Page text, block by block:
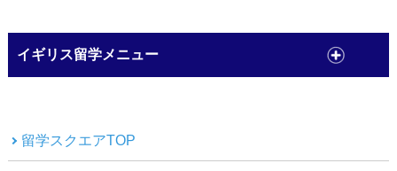
イギリス留学メニュー
留学スクエアTOP